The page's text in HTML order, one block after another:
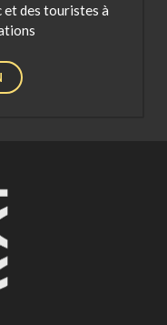
et des touristes à